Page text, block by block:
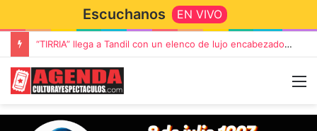
Escuchanos EN VIVO
“TIRRIA” llega a Tandil con un elenco de lujo encabezado por Capusotto, Spregelburd y Stefani